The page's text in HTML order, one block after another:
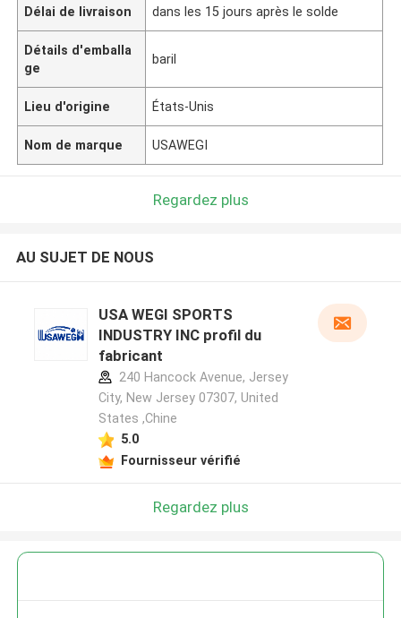
Délai de livraison dans les 15 jours après le solde
Détails d'emballa
ge
baril
Lieu d'origine États-Unis
Nom de marque USAWEGI
Regardez plus
AU SUJET DE NOUS
USA WEGI SPORTS
INDUSTRY INC profil du
fabricant
240 Hancock Avenue, Jersey
City, New Jersey 07307, United
States ,Chine
5.0
Fournisseur vérifié
Regardez plus